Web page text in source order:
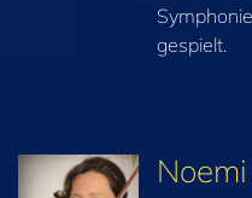
gespielt.